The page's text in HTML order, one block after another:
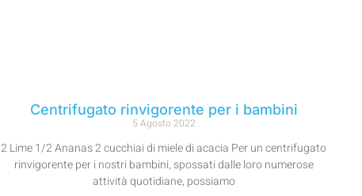
Centrifugato rinvigorente per i bambini
5 Agosto 2022
2 Lime 1/2 Ananas 2 cucchiai di miele di acacia Per un centrifugato
rinvigorente per i nostri bambini, spossati dalle loro numerose
attività quotidiane, possiamo